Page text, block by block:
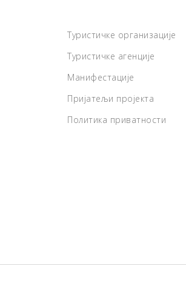
Туристичке организације
Туристичке агенције
Манифестације
Пријатељи пројекта
Политика приватности